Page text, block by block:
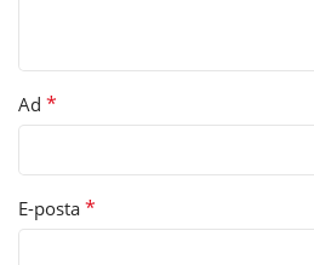
Ad *
E-posta *